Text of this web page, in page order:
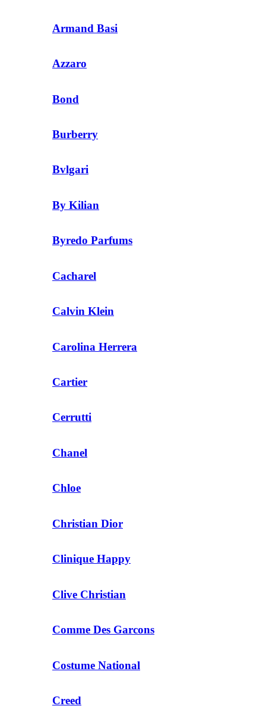
Armand Basi
Azzaro
Bond
Burberry
Bvlgari
By Kilian
Byredo Parfums
Cacharel
Calvin Klein
Carolina Herrera
Cartier
Cerrutti
Chanel
Chloe
Christian Dior
Clinique Happy
Clive Christian
Comme Des Garcons
Costume National
Creed